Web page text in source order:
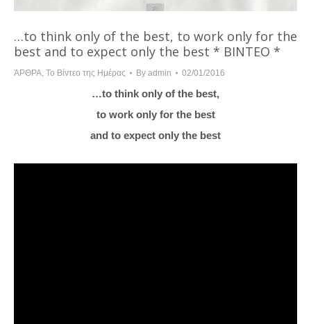
…to think only of the best, to work only for the
best and to expect only the best * ΒΙΝΤΕΟ *
ΆΡΘΡΑ Το Βίντεο της Ημέρας By admin 02/01/2016
…to think only of the best,
to work only for the best
and to expect only the best